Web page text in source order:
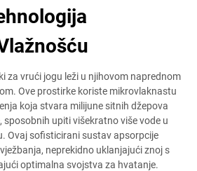
za vrući jogu leži u njihovom naprednom
Ove prostirke koriste mikrovlaknastu
koja stvara milijune sitnih džepova
upiti višekratno više vode u
Ovaj sofisticirani sustav apsorpcije
neprekidno uklanjajući znoj s
optimalna svojstva za hvatanje.